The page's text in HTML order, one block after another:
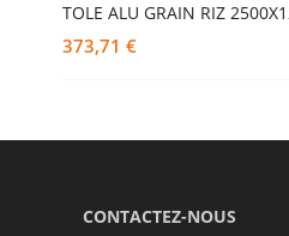
373,71 €
CONTACTEZ-NOUS